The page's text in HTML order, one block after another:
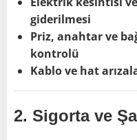
giderilmesi
Priz, anahtar ve
kontrolü
Kablo ve hat
2. Sigorta ve